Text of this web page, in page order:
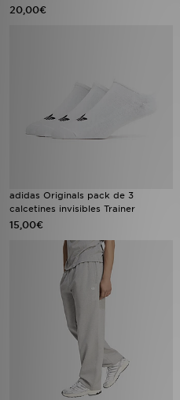
20,00€
adidas Originals pack de 3
calcetines invisibles Trainer
15,00€